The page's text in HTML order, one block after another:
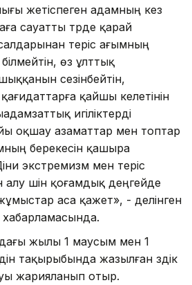
жетіспеген адамның кез
сауатты түрде қарай
теріс ағымның
өз ұлттық
сезінбейтін,
қайшы келетінін
игіліктерді
оқшау азаматтар мен топтар
берекесін қашыра
экстремизм мен теріс
үшін қоғамдық деңгейде
аса қажет», - делінген
жылы 1 маусым мен 1
тақырыбында жазылған үздік
жарияланып отыр.